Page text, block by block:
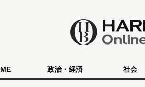
政治・経済 社会